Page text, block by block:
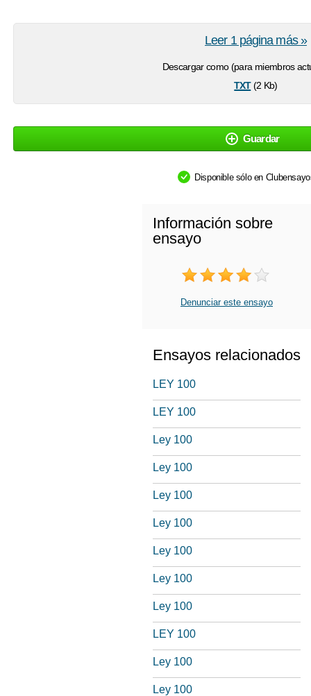
Descargar como (para miembros
txt(2 Kb)
Leer 1 página más »
Guardar
Disponible sólo en
Información sobre
ensayo
Denunciar este ensayo
Ensayos relacionados
LEY 100
LEY 100
Ley 100
Ley 100
Ley 100
Ley 100
Ley 100
Ley 100
Ley 100
LEY 100
Ley 100
Ley 100